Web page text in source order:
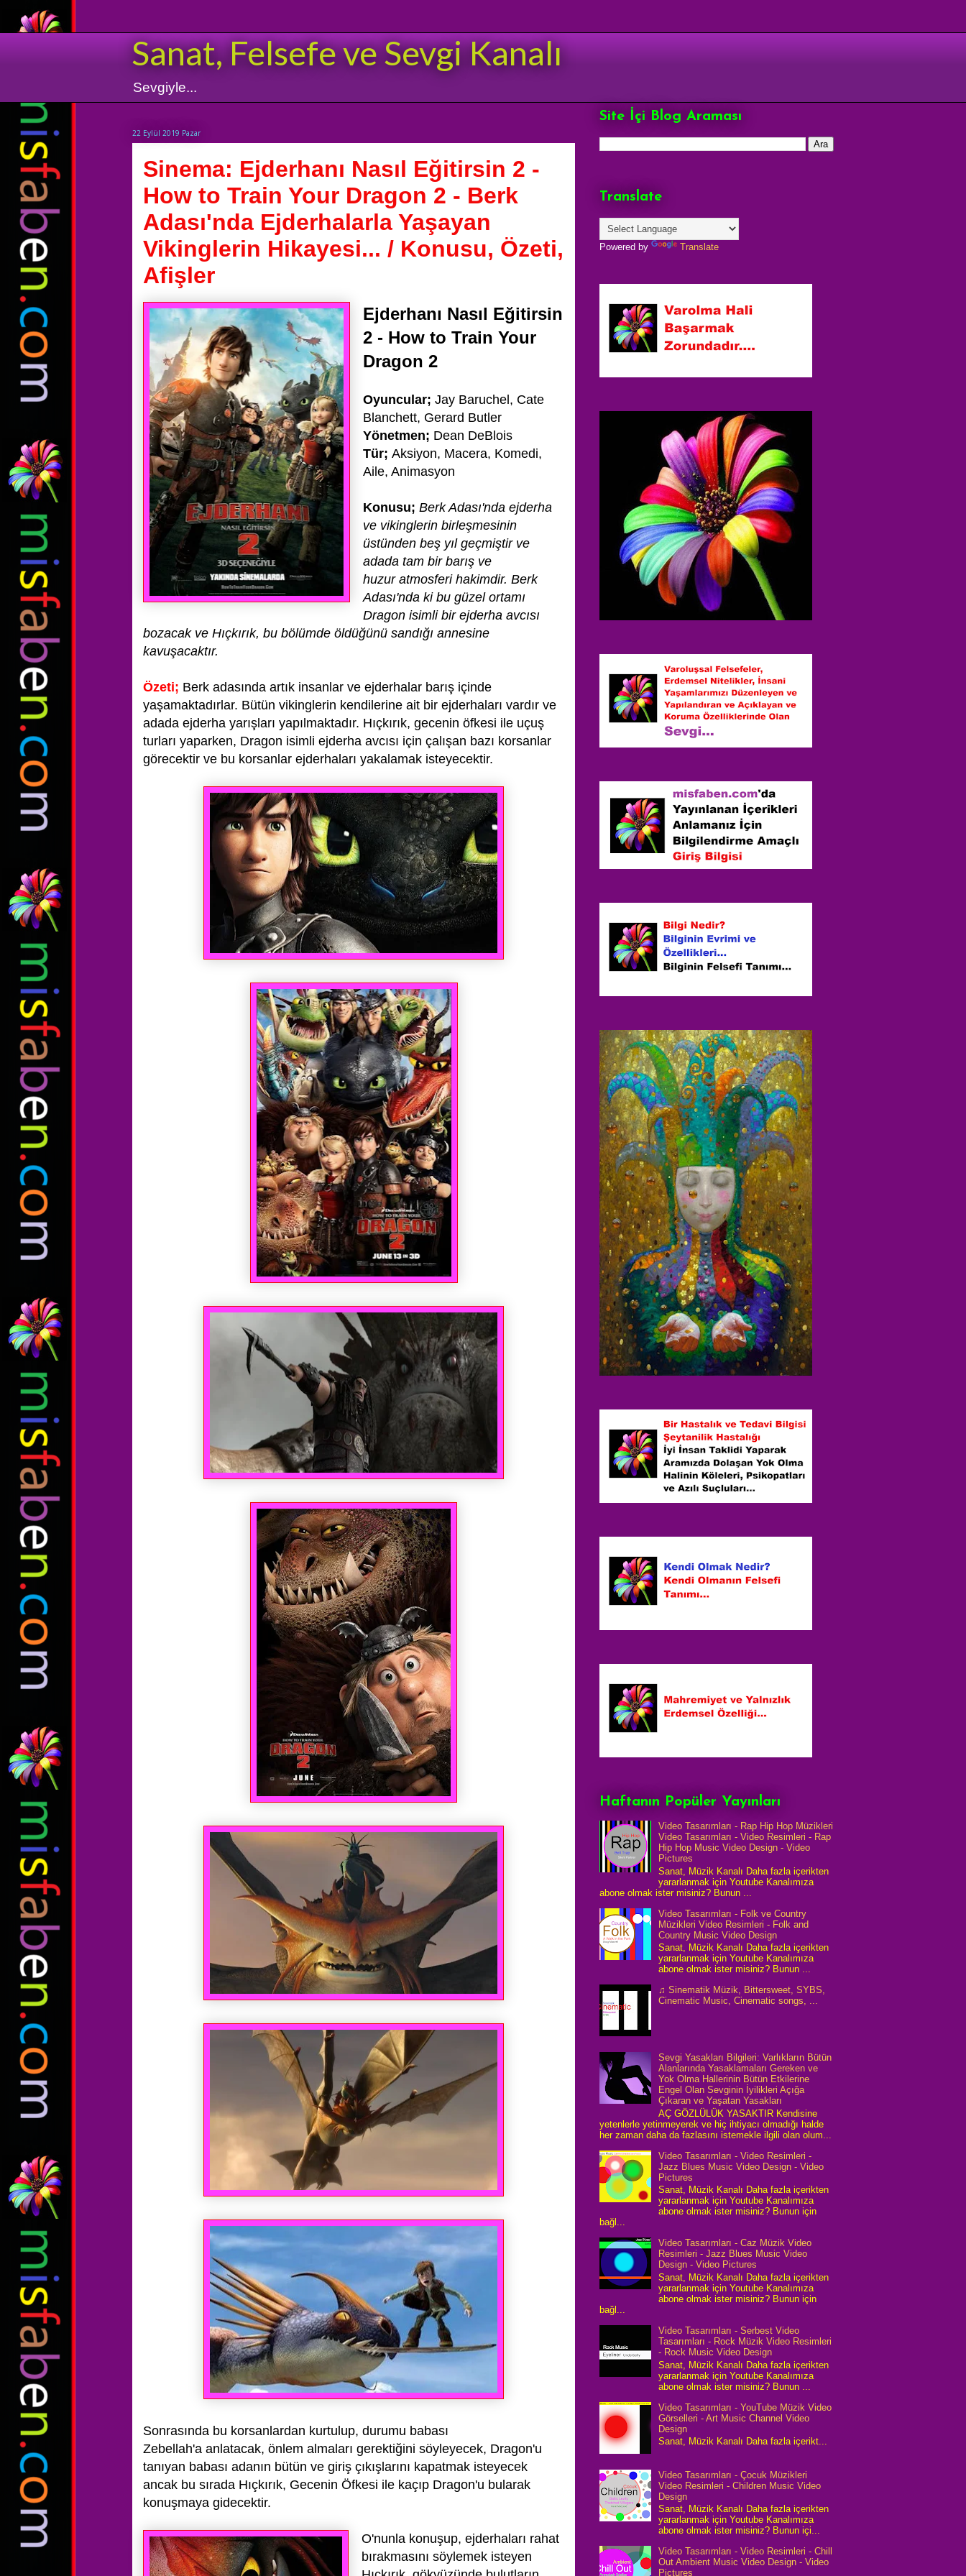
Sanat, Felsefe ve Sevgi Kanalı
Sevgiyle...
22 Eylül 2019 Pazar
Sinema: Ejderhanı Nasıl Eğitirsin 2 -
How to Train Your Dragon 2 - Berk
Adası'nda Ejderhalarla Yaşayan
Vikinglerin Hikayesi... / Konusu, Özeti,
Afişler
Ejderhanı Nasıl Eğitirsin
2 - How to Train Your
Dragon 2
Oyuncular; Jay Baruchel, Cate
Blanchett, Gerard Butler
Yönetmen; Dean DeBlois
Tür; Aksiyon, Macera, Komedi,
Aile, Animasyon
Konusu; Berk Adası'nda ejderha
ve vikinglerin birleşmesinin
üstünden beş yıl geçmiştir ve
adada tam bir barış ve
huzur atmosferi hakimdir. Berk
Adası'nda ki bu güzel ortamı
Dragon isimli bir ejderha avcısı
bozacak ve Hıçkırık, bu bölümde öldüğünü sandığı annesine
kavuşacaktır.
Özeti; Berk adasında artık insanlar ve ejderhalar barış içinde
yaşamaktadırlar. Bütün vikinglerin kendilerine ait bir ejderhaları vardır ve
adada ejderha yarışları yapılmaktadır. Hıçkırık, gecenin öfkesi ile uçuş
turları yaparken, Dragon isimli ejderha avcısı için çalışan bazı korsanlar
görecektir ve bu korsanlar ejderhaları yakalamak isteyecektir.
Sonrasında bu korsanlardan kurtulup, durumu babası
Zebellah'a anlatacak, önlem almaları gerektiğini söyleyecek, Dragon'u
tanıyan babası adanın bütün ve giriş çıkışlarını kapatmak isteyecek
ancak bu sırada Hıçkırık, Gecenin Öfkesi ile kaçıp Dragon'u bularak
konuşmaya gidecektir.
O'nunla konuşup, ejderhaları rahat
bırakmasını söylemek isteyen
Site İçi Blog Araması
Translate
Powered by Translate
Haftanın Popüler Yayınları
Video Tasarımları - Rap Hip Hop Müzikleri
Video Tasarımları - Video Resimleri - Rap
Hip Hop Music Video Design - Video
Pictures
Sanat, Müzik Kanalı Daha fazla içerikten
yararlanmak için Youtube Kanalımıza
abone olmak ister misiniz? Bunun ...
Video Tasarımları - Folk ve Country
Müzikleri Video Resimleri - Folk and
Country Music Video Design
Sanat, Müzik Kanalı Daha fazla içerikten
yararlanmak için Youtube Kanalımıza
abone olmak ister misiniz? Bunun ...
♫ Sinematik Müzik, Bittersweet, SYBS,
Cinematic Music, Cinematic songs, ...
Sevgi Yasakları Bilgileri: Varlıkların Bütün
Alanlarında Yasaklamaları Gereken ve
Yok Olma Hallerinin Bütün Etkilerine
Engel Olan Sevginin İyilikleri Açığa
Çıkaran ve Yaşatan Yasakları
AÇ GÖZLÜLÜK YASAKTIR Kendisine
yetenlerle yetinmeyerek ve hiç ihtiyacı olmadığı halde
her zaman daha da fazlasını istemekle ilgili olan olum...
Video Tasarımları - Video Resimleri -
Jazz Blues Music Video Design - Video
Pictures
Sanat, Müzik Kanalı Daha fazla içerikten
yararlanmak için Youtube Kanalımıza
abone olmak ister misiniz? Bunun için
bağl...
Video Tasarımları - Caz Müzik Video
Resimleri - Jazz Blues Music Video
Design - Video Pictures
Sanat, Müzik Kanalı Daha fazla içerikten
yararlanmak için Youtube Kanalımıza
abone olmak ister misiniz? Bunun için
bağl...
Video Tasarımları - Serbest Video
Tasarımları - Rock Müzik Video Resimleri
- Rock Music Video Design
Sanat, Müzik Kanalı Daha fazla içerikten
yararlanmak için Youtube Kanalımıza
abone olmak ister misiniz? Bunun ...
Video Tasarımları - YouTube Müzik Video
Görselleri - Art Music Channel Video
Design
Sanat, Müzik Kanalı Daha fazla içerikt...
Video Tasarımları - Çocuk Müzikleri
Video Resimleri - Children Music Video
Design
Sanat, Müzik Kanalı Daha fazla içerikten
yararlanmak için Youtube Kanalımıza
abone olmak ister misiniz? Bunun içi...
Video Tasarımları - Video Resimleri - Chill
Out Ambient Music Video Design - Video
Pictures